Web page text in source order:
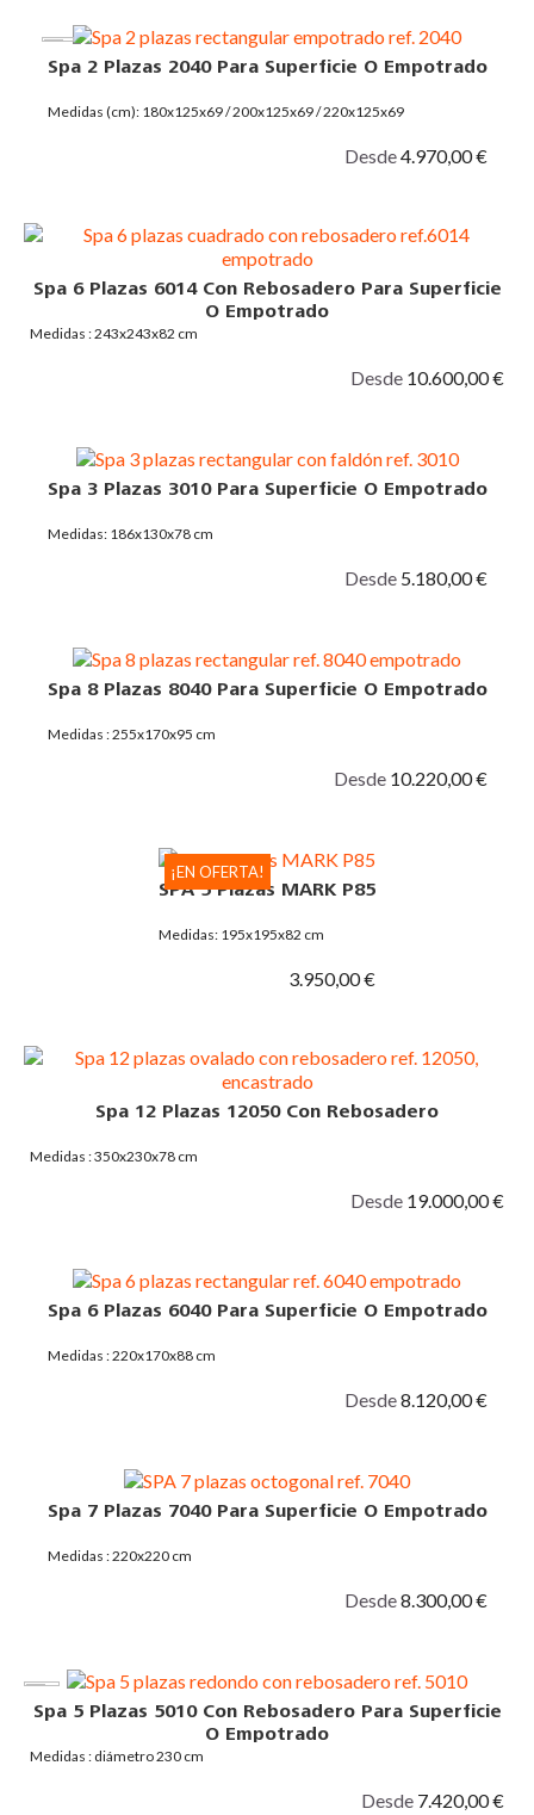
Spa 2 Plazas 2040 Para Superficie O Empotrado
Medidas (cm): 180x125x69 / 200x125x69 / 220x125x69
Desde4.970,00 €
Spa 6 Plazas 6014 Con Rebosadero Para Superficie
O Empotrado
Medidas : 243x243x82 cm
Desde 10.600,00 €
Spa 3 Plazas 3010 Para Superficie O Empotrado
Medidas: 186x130x78 cm
Desde 5.180,00 €
Spa 8 Plazas 8040 Para Superficie O Empotrado
Medidas : 255x170x95 cm
Desde 10.220,00 €
¡EN OFERTA!
SPA 5 Plazas MARK P85
Medidas: 195x195x82 cm
3.950,00 €
Spa 12 Plazas 12050 Con Rebosadero
Medidas : 350x230x78 cm
Desde 19.000,00 €
Spa 6 Plazas 6040 Para Superficie O Empotrado
Medidas : 220x170x88 cm
Desde8.120,00 €
Spa 7 Plazas 7040 Para Superficie O Empotrado
Medidas : 220x220 cm
Desde8.300,00 €
Spa 5 Plazas 5010 Con Rebosadero Para Superficie
O Empotrado
Medidas : diámetro 230 cm
Desde 7.420,00 €